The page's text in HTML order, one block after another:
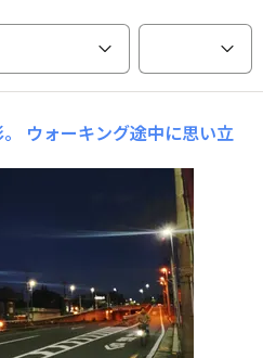
ウォーキング途中に思い立